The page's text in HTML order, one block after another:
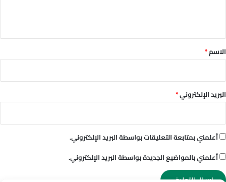
*الاسم*
البريد الإلكتروني*
أعلمني بمتابعة التعليقات بواسطة البريد الإلكتروني.
أعلمني بالمواضيع الجديدة بواسطة البريد الإلكتروني.